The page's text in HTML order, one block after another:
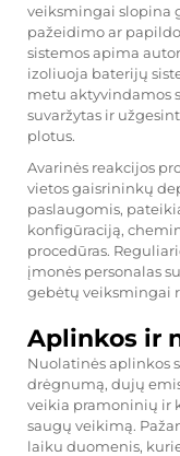
veiksmingai slopina
pažeidimo ar
sistemos apima
izoliuoja baterijų
metu aktyvindamos
suvaržytas ir
plotus.
Avarinės reakcijos
vietos gaisrininkų
paslaugomis,
konfigūraciją,
procedūras.
įmonės personalas
gebėtų veiksmingai
Aplinkos ir
Nuolatinės aplinkos
drėgnumą, dujų
veikia pramoninių ir
saugų veikimą.
laiku duomenis,